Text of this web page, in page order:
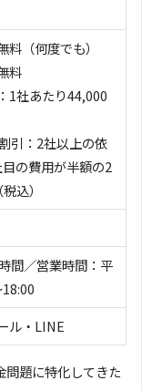
料（何度でも）
料
1社あたり44,000
引：2社以上の依
の費用が半額の2
込）
間／営業時間：平
ル・LINE
問題に特化してきた